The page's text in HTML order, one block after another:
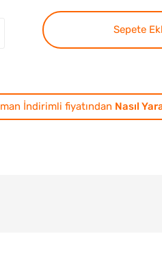
Sepete
İndirimli fiyatından Nasıl